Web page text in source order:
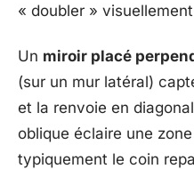
« doubler »
Un miroir placé
(sur un mur latéral)
et la renvoie en
oblique éclaire une
typiquement le coin